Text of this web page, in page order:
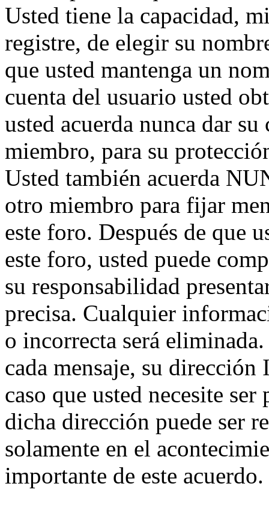
Usted tiene la capacidad,
registre, de elegir su
que usted mantenga un
cuenta del usuario usted
usted acuerda nunca dar
miembro, para su
Usted también acuerda
otro miembro para fijar
este foro. Después de que
este foro, usted puede
su responsabilidad
precisa. Cualquier
o incorrecta será
cada mensaje, su dirección
caso que usted necesite
dicha dirección puede ser
solamente en el
importante de este acuerdo.